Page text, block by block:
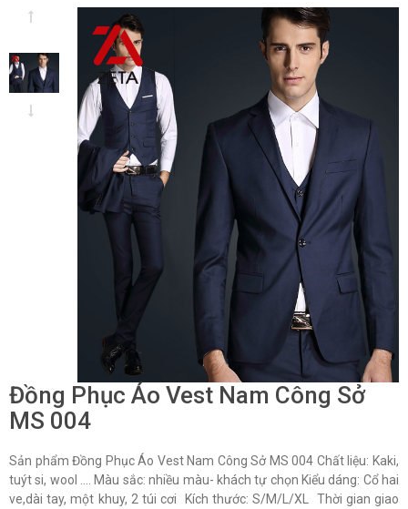
Đồng Phục Áo Vest Nam Công Sở
MS 004
Sản phẩm Đồng Phục Áo Vest Nam Công Sở MS 004 Chất liệu: Kaki,
tuýt si, wool …. Màu sắc: nhiều màu- khách tự chọn Kiểu dáng: Cổ hai
ve,dài tay, một khuy, 2 túi cơi Kích thước: S/M/L/XL Thời gian giao